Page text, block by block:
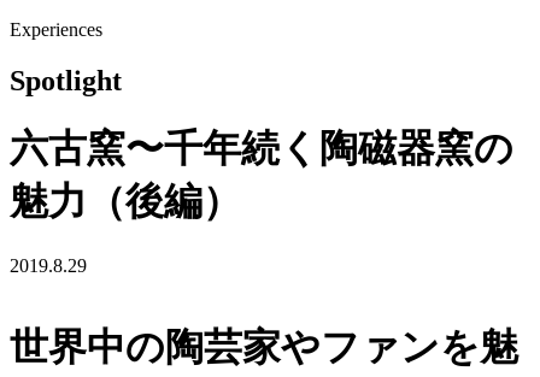
Experiences
Spotlight
六古窯〜千年続く陶磁器窯の
魅力（後編）
2019.8.29
世界中の陶芸家やファンを魅